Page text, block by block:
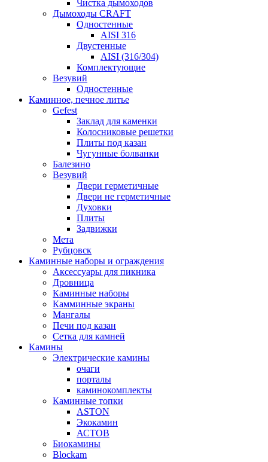
Чистка дымоходов
Дымоходы CRAFT
Одностенные
AISI 316
Двустенные
AISI (316/304)
Комплектующие
Везувий
Одностенные
Каминное, печное литье
Gefest
Заклад для каменки
Колосниковые решетки
Плиты под казан
Чугунные болванки
Балезино
Везувий
Двери герметичные
Двери не герметичные
Духовки
Плиты
Задвижки
Мета
Рубцовск
Каминные наборы и ограждения
Аксессуары для пикника
Дровница
Каминные наборы
Камминные экраны
Мангалы
Печи под казан
Сетка для камней
Камины
Электрические камины
очаги
порталы
каминокомплекты
Каминные топки
ASTON
Экокамин
АСТОВ
Биокамины
Blockam